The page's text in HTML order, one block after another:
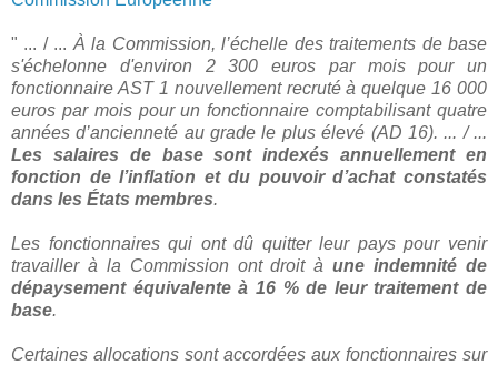
" ... / ... À la Commission, l’échelle des traitements de base
s'échelonne d'environ 2 300 euros par mois pour un
fonctionnaire AST 1 nouvellement recruté à quelque 16 000
euros par mois pour un fonctionnaire comptabilisant quatre
années d’ancienneté au grade le plus élevé (AD 16). ... / ...
Les salaires de base sont indexés annuellement en
fonction de l’inflation et du pouvoir d’achat constatés
dans les États membres.
Les fonctionnaires qui ont dû quitter leur pays pour venir
travailler à la Commission ont droit àune indemnité de
dépaysement équivalente à 16 % de leur traitement de
base.
Certaines allocations sont accordées aux fonctionnaires sur